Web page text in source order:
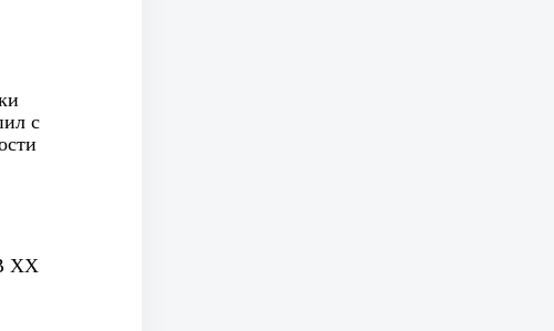
с
ХХ